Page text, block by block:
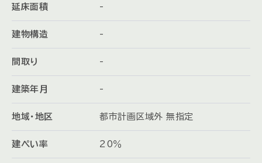
延床面積 -
建物構造 -
間取り -
建築年月 -
地域・地区 都市計画区域外 無指定
建ぺい率 20％